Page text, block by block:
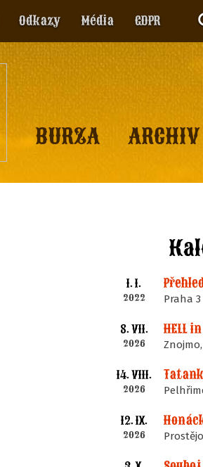
Odkazy Média GDPR
BURZA ARCHIV
1. I.
2022 Praha 3
8. VII.
2026
HELL
Znojmo,
14. VIII.
2026
12. IX.
2026